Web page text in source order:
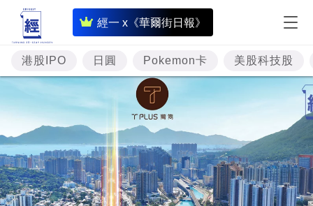
經一 x《華爾街日報》
即
時
財
經
專
投
樓
港股IPO 日圓 Pokemon卡 美股科技股